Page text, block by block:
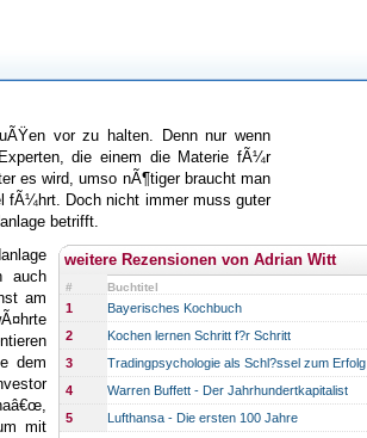
vor zu halten. Denn nur wenn
die einem die Materie fÃ¼r
es wird, umso nÃ¶tiger braucht man
fÃ¼hrt. Doch nicht immer muss guter
betrifft.
weitere Rezensionen von Adrian Witt
# Buchtitel
1
Bayerisches Kochbuch
2
Kochen lernen Schritt f?r Schritt
3
Tradingpsychologie als Schl?ssel zum Erfolg
4
Warren Buffett - Der Jahrhundertkapitalist
5
Lufthansa - Die ersten 100 Jahre
auch
am
dem
mit